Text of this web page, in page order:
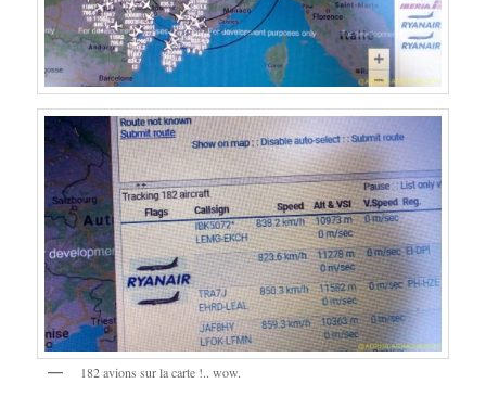
182 avions sur la carte !.. wow.